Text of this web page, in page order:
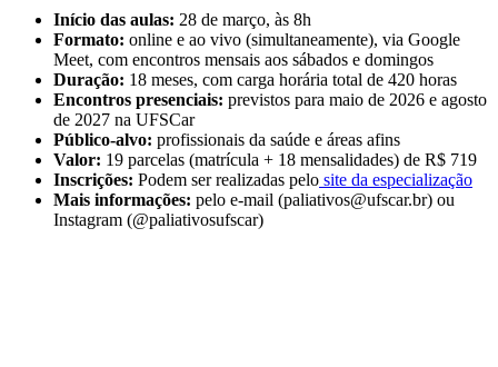
Início das aulas: 28 de março, às 8h
Formato: online e ao vivo (simultaneamente), via Google
Meet, com encontros mensais aos sábados e domingos
Duração: 18 meses, com carga horária total de 420 horas
Encontros presenciais: previstos para maio de 2026 e agosto
de 2027 na UFSCar
Público-alvo: profissionais da saúde e áreas afins
Valor: 19 parcelas (matrícula + 18 mensalidades) de R$ 719
Inscrições: Podem ser realizadas pelo site da especialização
Mais informações: pelo e-mail (paliativos@ufscar.br) ou
Instagram (@paliativosufscar)